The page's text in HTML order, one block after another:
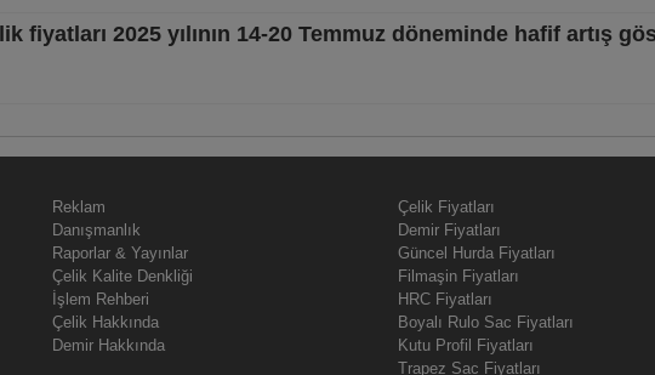
fiyatları 2025 yılının 14-20 Temmuz döneminde hafif artış
Reklam
Danışmanlık
Raporlar & Yayınlar
Çelik Kalite Denkliği
İşlem Rehberi
Çelik Hakkında
Demir Hakkında
Çelik Fiyatları
Demir Fiyatları
Güncel Hurda Fiyatları
Filmaşin Fiyatları
HRC Fiyatları
Boyalı Rulo Sac Fiyatları
Kutu Profil Fiyatları
Trapez Sac Fiyatları